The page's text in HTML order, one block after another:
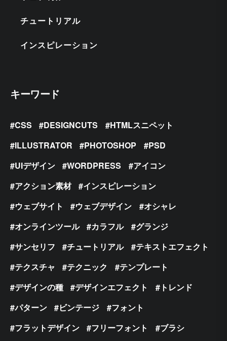
チュートリアル
インスピレーション
キーワード
CSS DESIGNCUTS
HTMLスニペット
ILLUSTRATOR
PHOTOSHOP
PSD
UIデザイン
WORDPRESS
アイコン
アクション素材
インスピレーション
ウェブサイト
ウェブデザイン
オシャレ
オンラインツール
カラフル
グランジ
サンセリフ
チュートリアル
テキストエフェクト
テクスチャ
テクニック
テンプレート
デザインの種
デザインエフェクト
トレンド
パターン
ビンテージ
フォント
フラットデザイン
フリーフォント
ブラシ